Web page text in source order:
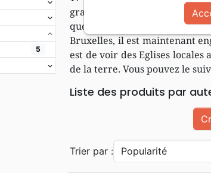
5
grands, qu’il relève en
quotidien de la grâce de
Bruxelles, il est maintenant
est de voir des Eglises
de la terre. Vous pouvez le
Liste des produits par
Trier par :